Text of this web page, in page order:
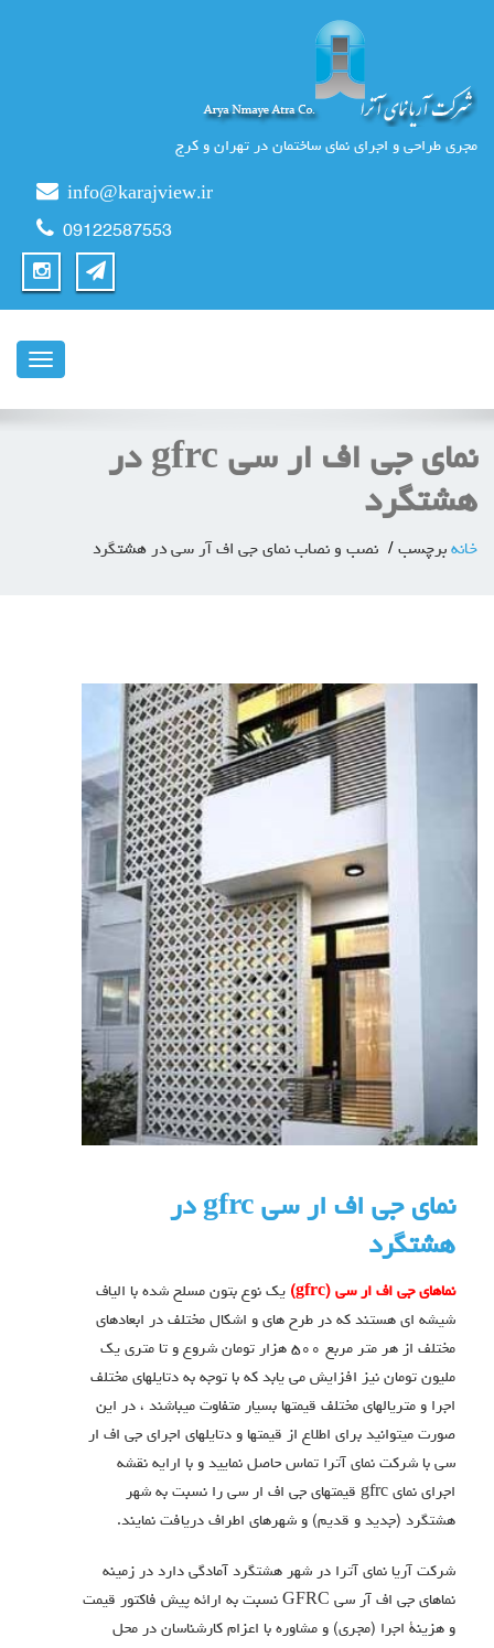
مجری طراحی و اجرای نمای ساختمان در تهران و کرج
info@karajview.ir
09122587553
ناوبری
نماي جي اف ار سي gfrc در
هشتگرد
خانه برچسب نصب و نصاب نمای جی اف آر سی در هشتگرد
نماي جي اف ار سي gfrc در
هشتگرد
نماهاي جي اف ار سي (gfrc)
يك نوع بتون مسلح شده با الياف
شيشه اي هستند كه در طرح هاي و اشكال مختلف در ابعادهاي
مختلف از هر متر مربع ٥٠٠ هزار تومان شروع و تا متري يك
مليون تومان نيز افزايش مي يابد كه با توجه به دتايلهاي مختلف
اجرا و متريالهاي مختلف قيمتها بسيار متفاوت ميباشند ، در اين
صورت ميتوانيد براي اطلاع از قيمتها و دتايلهاي اجراي جي اف ار
سي با شركت نماي آترا تماس حاصل نماييد و با ارايه نقشه
اجراي نماي gfrc قيمتهاي جي اف ار سي را نسبت به شهر
هشتگرد (جدید و قدیم) و شهرهای اطراف دریافت نمایند.
شرکت آریا نمای آترا در شهر هشتگرد آمادگی دارد در زمینه
نماهای جی اف آر سی GFRC نسبت به ارائه پیش فاکتور قیمت
و هزینۀ اجرا (مجری) و مشاوره با اعزام کارشناسان در محل